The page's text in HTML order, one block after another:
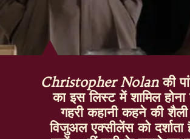
Christopher Nolanकी
का इस लिस्ट में शामिल
गहरी कहानी कहने की
विजुअल एक्सीलेंस को